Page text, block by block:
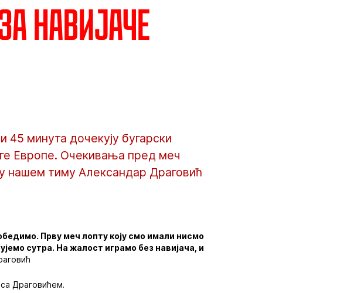
навијаче
минута дочекују бугарски
Европе. Очекивања пред меч
у нашем тиму Александар Драговић
Прву меч лопту коју смо имали нисмо
сутра. На жалост играмо без навијача, и
Драговићем.